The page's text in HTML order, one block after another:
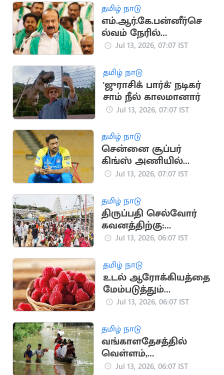
தமிழ் நாடு
எம்.ஆர்.கே.பன்னீர்செ
ல்வம் நேரில்
ஆஜராவதில் இருந்து
Jul 13, 2026, 07:07 IST
தமிழ் நாடு
'ஜுராசிக் பார்க்' நடிகர்
சாம் நீல் காலமானார்
Jul 13, 2026, 07:07 IST
தமிழ் நாடு
சென்னை சூப்பர்
கிங்ஸ் அணியில்
தலைமை
தோனி?
Jul 13, 2026, 07:07 IST
தமிழ் நாடு
திருப்பதி செல்வோர்
கவனத்திற்கு:
ஆன்லைன் தரிசன
Jul 13, 2026, 06:07 IST
தமிழ் நாடு
உடல் ஆரோக்கியத்தை
மேம்படுத்தும்
ராஸ்பெர்ரி: தினமும்
பரிந்துரை
Jul 13, 2026, 06:07 IST
தமிழ் நாடு
வங்காளதேசத்தில்
வெள்ளம்,
நிலச்சரிவில் சிக்கி 51
Jul 13, 2026, 06:07 IST